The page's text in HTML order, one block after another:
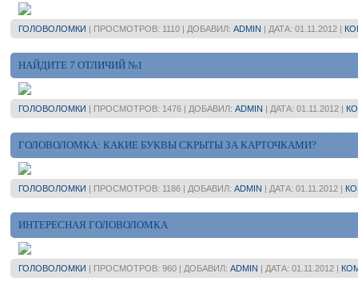
ГОЛОВОЛОМКИ | ПРОСМОТРОВ: 1110 | ДОБАВИЛ: ADMIN | ДАТА: 01.11.2012 |
НАЙДИТЕ 7 ОТЛИЧИЙ №1
ГОЛОВОЛОМКИ | ПРОСМОТРОВ: 1476 | ДОБАВИЛ: ADMIN | ДАТА: 01.11.2012 |
ГОЛОВОЛОМКА: КАКИЕ БУКВЫ СКРЫТЫ ЗА КАРТОЧКАМИ?
ГОЛОВОЛОМКИ | ПРОСМОТРОВ: 1186 | ДОБАВИЛ: ADMIN | ДАТА: 01.11.2012 |
ИНТЕРЕСНАЯ ГОЛОВОЛОМКА
ГОЛОВОЛОМКИ | ПРОСМОТРОВ: 960 | ДОБАВИЛ: ADMIN | ДАТА: 01.11.2012 |